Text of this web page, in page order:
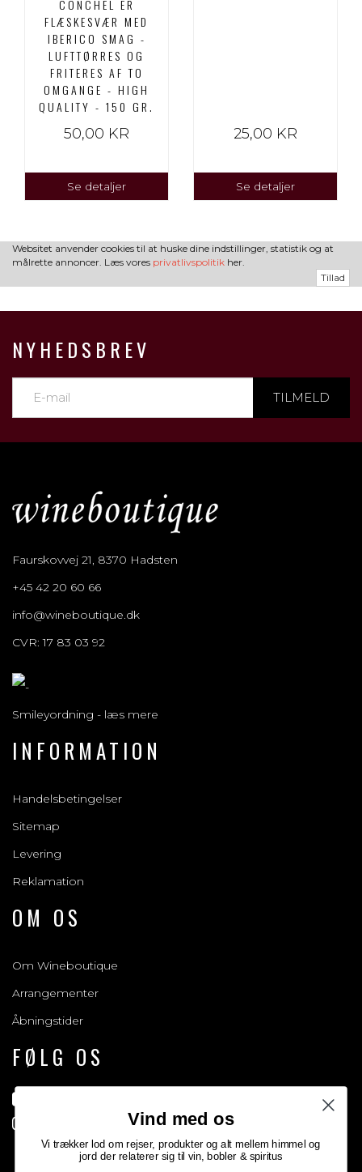
CONCHEL ER
FLÆSKESVÆR MED
IBERICO SMAG -
LUFTTØRRES OG
FRITERES AF TO
OMGANGE - HIGH
QUALITY - 150 GR.
50,00 KR
Se detaljer
25,00 KR
Se detaljer
Websitet anvender cookies til at huske dine indstillinger, statistik og at
målrette annoncer. Læs vores privatlivspolitik her.
Tillad
NYHEDSBREV
TILMELD
Faurskovvej 21, 8370 Hadsten
+45 42 20 60 66
info@wineboutique.dk
CVR: 17 83 03 92
Smileyordning - læs mere
INFORMATION
Handelsbetingelser
Sitemap
Levering
Reklamation
OM OS
Om Wineboutique
Arrangementer
Åbningstider
FØLG OS
Gå til vores Instagram sideVind med os
Vi trækker lod om rejser, produkter og alt mellem himmel og
jord der relaterer sig til vin, bobler & spiritus